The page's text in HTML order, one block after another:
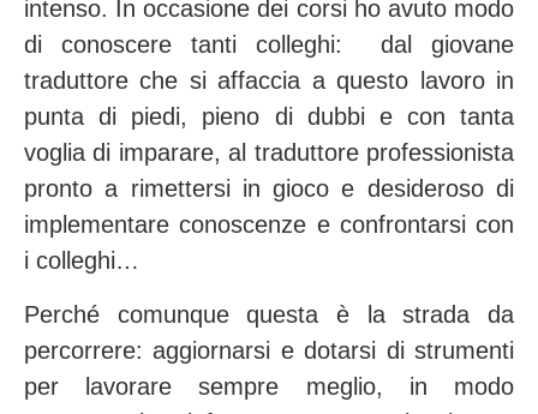
intenso. In occasione dei corsi ho avuto modo
di conoscere tanti colleghi: dal giovane
traduttore che si affaccia a questo lavoro in
punta di piedi, pieno di dubbi e con tanta
voglia di imparare, al traduttore professionista
pronto a rimettersi in gioco e desideroso di
implementare conoscenze e confrontarsi con
i colleghi…
Perché comunque questa è la strada da
percorrere: aggiornarsi e dotarsi di strumenti
per lavorare sempre meglio, in modo